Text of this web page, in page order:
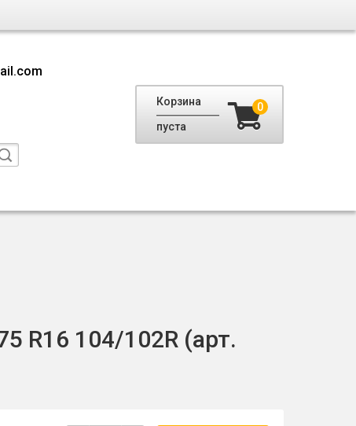
Корзина
пуста
0
R16 104/102R (арт.